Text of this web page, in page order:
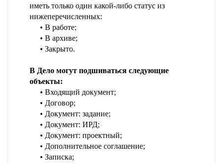
иметь только один какой-либо статус из
нижеперечисленных:
В работе;
В архиве;
Закрыто.
В Дело могут подшиваться следующие
объекты:
Входящий документ;
Договор;
Документ: задание;
Документ: ИРД;
Документ: проектный;
Дополнительное соглашение;
Записка;